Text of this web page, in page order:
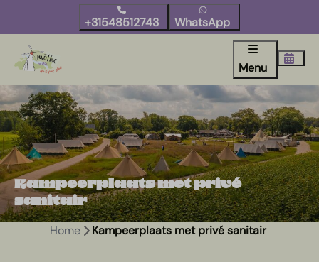
+31548512743 WhatsApp
Menu
Kampeerplaats met privé
sanitair
Home Kampeerplaats met privé sanitair